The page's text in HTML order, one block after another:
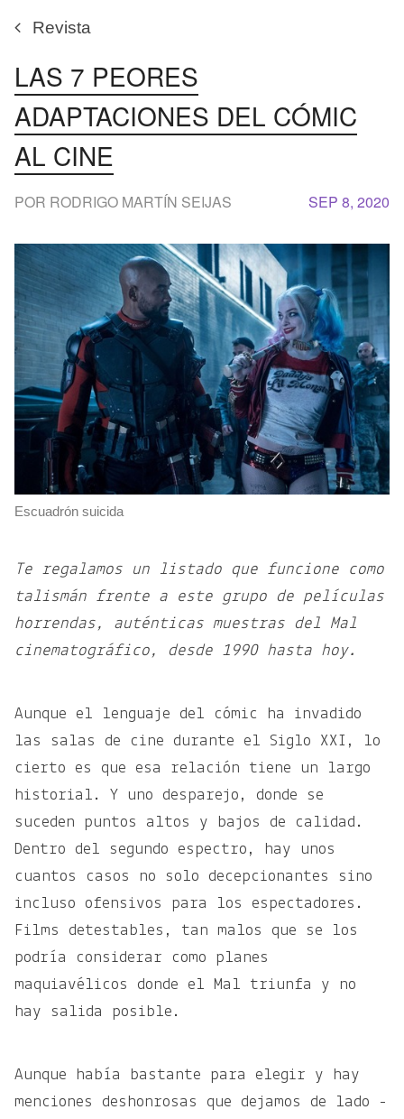
Revista
LAS 7 PEORES
ADAPTACIONES DEL CÓMIC
AL CINE
SEP 8, 2020
POR RODRIGO MARTÍN SEIJAS
Escuadrón suicida
Te regalamos un listado que funcione como
talismán frente a este grupo de películas
horrendas, auténticas muestras del Mal
cinematográfico, desde 1990 hasta hoy.
Aunque el lenguaje del cómic ha invadido
las salas de cine durante el Siglo XXI, lo
cierto es que esa relación tiene un largo
historial. Y uno desparejo, donde se
suceden puntos altos y bajos de calidad.
Dentro del segundo espectro, hay unos
cuantos casos no solo decepcionantes sino
incluso ofensivos para los espectadores.
Films detestables, tan malos que se los
podría considerar como planes
maquiavélicos donde el Mal triunfa y no
hay salida posible.
Aunque había bastante para elegir y hay
menciones deshonrosas que dejamos de lado -